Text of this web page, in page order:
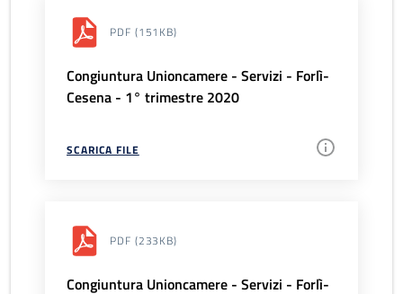
PDF (151KB)
Congiuntura Unioncamere - Servizi - Forlì-
Cesena - 1° trimestre 2020
SCARICA FILE
PDF (233KB)
Congiuntura Unioncamere - Servizi - Forlì-